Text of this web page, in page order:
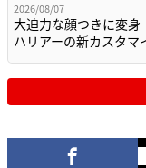
2026/08/07
大迫力な顔つきに変身
ハリアーの新カスタマ